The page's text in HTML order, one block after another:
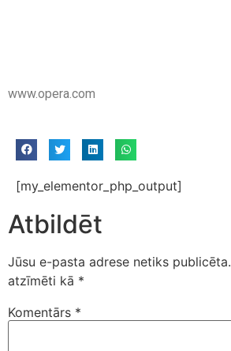
www.opera.com
[my_elementor_php_output]
Atbildēt
Jūsu e-pasta adrese netiks publicēta.
atzīmēti kā *
Komentārs *